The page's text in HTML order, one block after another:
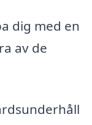
dig med en
av de